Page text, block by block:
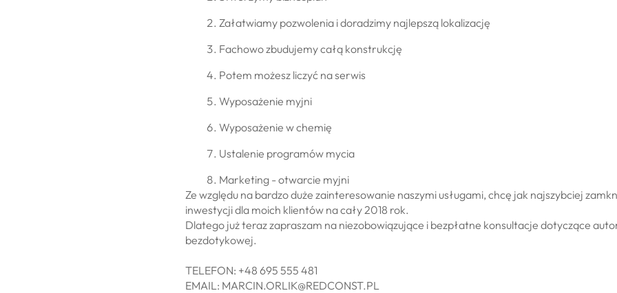
Załatwiamy pozwolenia i doradzimy najlepszą lokalizację
Fachowo zbudujemy całą konstrukcję
Potem możesz liczyć na serwis
Wyposażenie myjni
Wyposażenie w chemię
Ustalenie programów mycia
Marketing - otwarcie myjni
Ze względu na bardzo duże zainteresowanie naszymi usługami, chcę jak najszybciej
inwestycji dla moich klientów na cały 2018 rok.
Dlatego już teraz zapraszam na niezobowiązujące i bezpłatne konsultacje dotyczące
bezdotykowej.
TELEFON: +48 695 555 481
EMAIL: MARCIN.ORLIK@REDCONST.PL